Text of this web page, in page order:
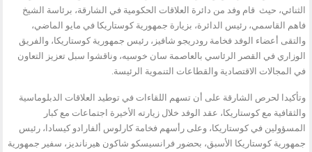
الثنائي، حيث قام وفد من دائرة العلاقات الحكومية في الشارقة، برئاسة الشيخ
فاهم القاسمي، رئيس الدائرة، بزيارة جمهورية كوستاريكا في مايو الماضي،
والتقى أعضاء الوفد فخامة رودريجو شافيز، رئيس جمهورية كوستاريكا، والفريق
الوزاري في القصر الرئاسي بالعاصمة سان خوسيه، وناقشوا سبل تعزيز التعاون
في المجالات الاقتصادية والقطاعات التنموية الرئيسة.
وتأكيدا لحرص الشارقة على أن تسهم اللقاءات في توطيد العلاقات الدبلوماسية
والثقافية مع كوستاريكا، عقد الوفد خلال زيارته الأخيرة اجتماعات مع كبار
المسؤولين في كوستاريكا، وعلى رأسهم فخامة كارلوس ألفارادو كيسادا، رئيس
جمهورية كوستاريكا الأسبق، بحضور فرانسيسكو شاكون هيرنانديز، سفير جمهورية